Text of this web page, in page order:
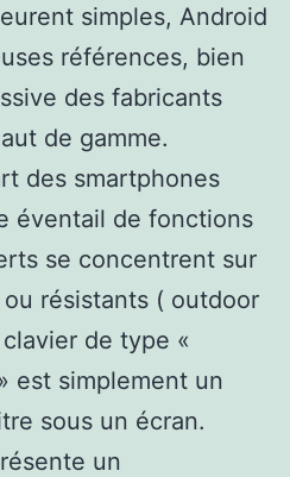
simples, Android
références, bien
des fabricants
de gamme.
des smartphones
éventail de fonctions
se concentrent sur
résistants ( outdoor
de type «
est simplement un
sous un écran.
un